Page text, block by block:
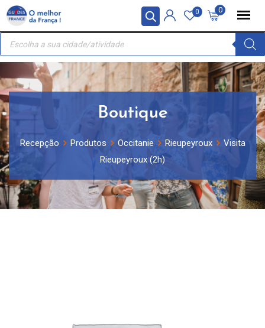
Painel de Gerenciamento de Cookies
Skip
content
0
0
Recherche
produits
Boutique
Recepção Produtos Occitanie Rieupeyroux
Visita
Rieupeyroux (2h)